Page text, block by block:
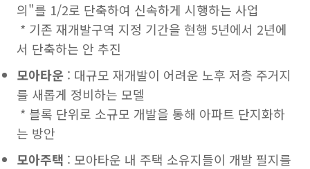
의"를 1/2로 단축하여 신속하게 시행하는 사업
* 기존 재개발구역 지정 기간을 현행 5년에서 2년에
서 단축하는 안 추진
모아타운 : 대규모 재개발이 어려운 노후 저층 주거지
를 새롭게 정비하는 모델
* 블록 단위로 소규모 개발을 통해 아파트 단지화하
는 방안
모아주택 : 모아타운 내 주택 소유지들이 개발 필지를